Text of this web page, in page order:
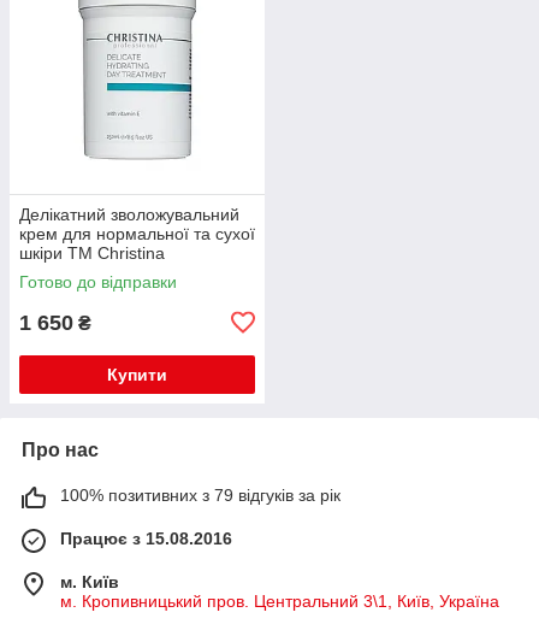
Делікатний зволожувальний
крем для нормальної та сухої
шкіри TM Christina
Готово до відправки
1 650 ₴
Купити
Про нас
100% позитивних з 79 відгуків за рік
Працює з 15.08.2016
м. Київ
м. Кропивницький пров. Центральний 3\1, Київ, Україна